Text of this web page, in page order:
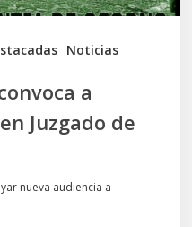
Noticias
a
Juzgado de
nueva audiencia a